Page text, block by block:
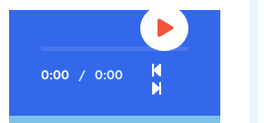
0:00 / 0:00